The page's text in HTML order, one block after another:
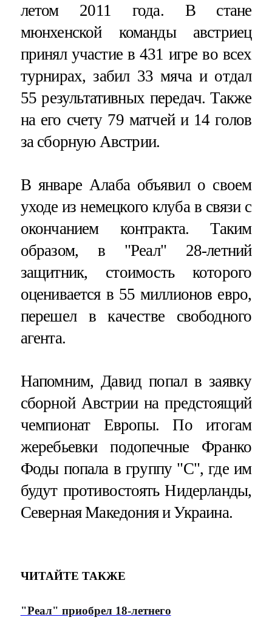
летом 2011 года. В стане
мюнхенской команды австриец
принял участие в 431 игре во всех
турнирах, забил 33 мяча и отдал
55 результативных передач. Также
на его счету 79 матчей и 14 голов
за сборную Австрии.
В январе Алаба объявил о своем
уходе из немецкого клуба в связи с
окончанием контракта. Таким
образом, в "Реал" 28-летний
защитник, стоимость которого
оценивается в 55 миллионов евро,
перешел в качестве свободного
агента.
Напомним, Давид попал в заявку
сборной Австрии на предстоящий
чемпионат Европы. По итогам
жеребьевки подопечные Франко
Фоды попала в группу "С", где им
будут противостоять Нидерланды,
Северная Македония и Украина.
ЧИТАЙТЕ ТАКЖЕ
"Реал" приобрел 18-летнего